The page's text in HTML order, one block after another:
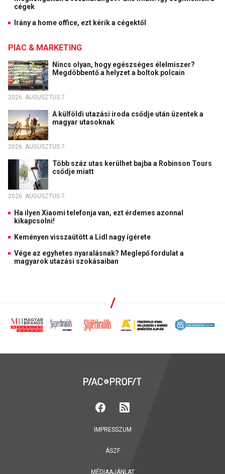
cégek
Irány a home office, ezt kérik a cégektől
PIAC & MARKETING
Nincs olyan, hogy egészséges élelmiszer?
Megdöbbentő a helyzet a boltok polcain
2026. AUGUSZTUS 7.
A külföldi utazási iroda csődje után üzentek a
magyar utasoknak
2026. AUGUSZTUS 7.
Több száz utas kerülhet bajba a Robinson Tours
csődje miatt
2026. AUGUSZTUS 7.
Ha ilyen Xiaomi telefonja van, ezt érdemes azonnal
kikapcsolni!
Keményen visszaütött a Lidl nagy ígérete
Vége az egyhetes nyaralásnak? Meglepő fordulat a
magyarok utazási szokásaiban
IMPRESSZUM
ÁSZF
MÉDIAAJÁNLAT